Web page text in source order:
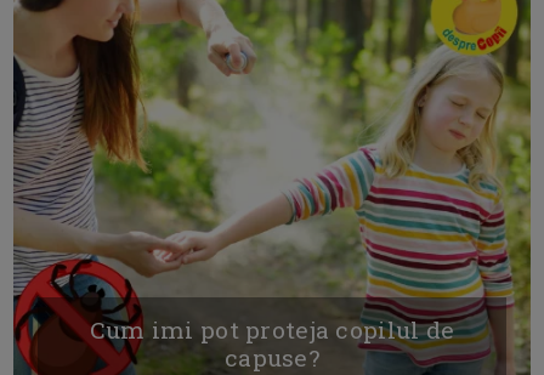
Cum imi pot proteja copilul de
capuse?